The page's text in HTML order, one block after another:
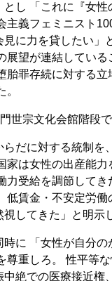
し 「これに『女性
主義フェミニスト
に力を貸したい」
展望が連結している
胎罪存続に対する
世宗文化会館階段で
だに対する統制を
家は女性の出産能
力受給を調節して
低賃金・不安定労働
してきた」と明示
に 「女性が自分
尊重しろ。 性平等
絶での医療接近権